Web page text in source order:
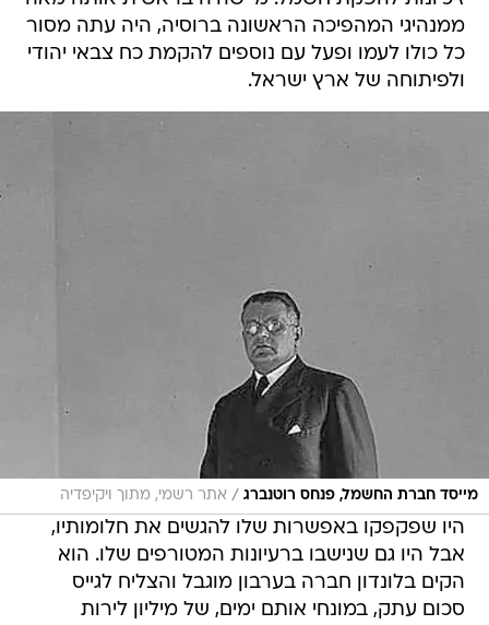
ממנהיגי המהפיכה הראשונה ברוסיה, היה עתה מסור
כל כולו לעמו ופעל עם נוספים להקמת כח צבאי יהודי
ולפיתוחה של ארץ ישראל.
מייסד חברת החשמל, פנחס רוטנברג / אתר רשמי, מתוך ויקיפדיה
היו שפקפקו באפשרות שלו להגשים את חלומותיו,
אבל היו גם שנישבו ברעיונות המטורפים שלו. הוא
הקים בלונדון חברה בערבון מוגבל והצליח לגייס
סכום עתק, במונחי אותם ימים, של מיליון לירות